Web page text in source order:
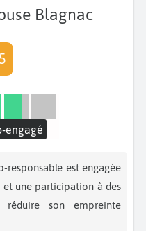
Blagnac
engagé
responsable est engagée
et une participation à des
réduire son empreinte